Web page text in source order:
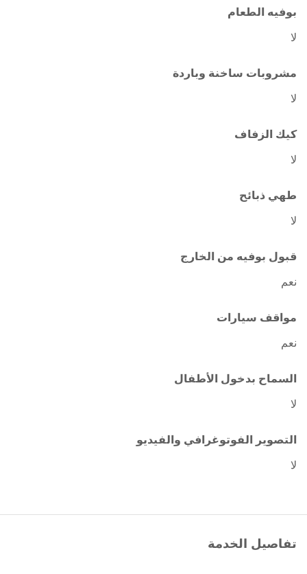
بوفيه الطعام
لا
مشروبات ساخنة وباردة
لا
كيك الزفاف
لا
طهي ذبائح
لا
قبول بوفيه من الخارج
نعم
مواقف سيارات
نعم
السماح بدخول الأطفال
لا
التصوير الفوتوغرافي والفيديو
لا
تفاصيل الخدمة